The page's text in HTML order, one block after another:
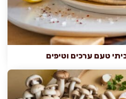
טעם ערכים וטיפים